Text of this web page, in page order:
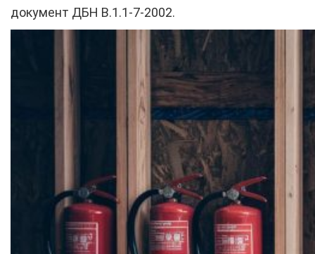
документ ДБН В.1.1-7-2002.